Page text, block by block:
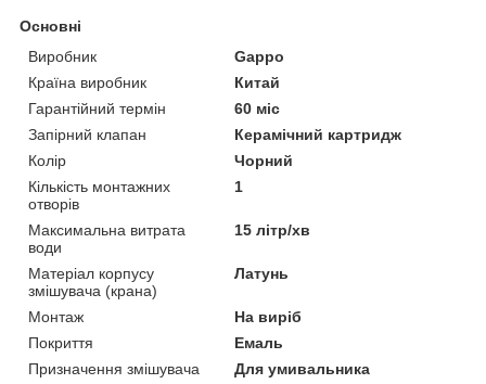
Основні
Виробник
Gappo
Країна виробник
Китай
Гарантійний термін
60 міс
Запірний клапан
Керамічний картридж
Колір
Чорний
Кількість монтажних
отворів
1
Максимальна витрата
води
15 літр/хв
Матеріал корпусу
змішувача (крана)
Латунь
Монтаж
На виріб
Покриття
Емаль
Призначення змішувача
Для умивальника